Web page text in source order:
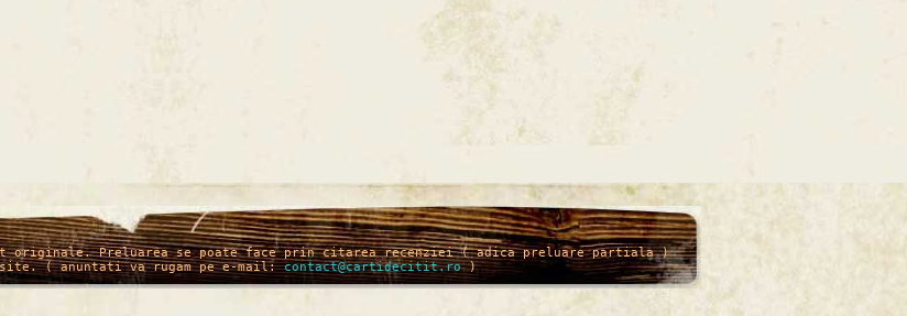
originale. Preluarea se poate face prin citarea recenziei ( adica preluare partiala )
( anuntati va rugam pe e-mail:contact@cartidecitit.ro)